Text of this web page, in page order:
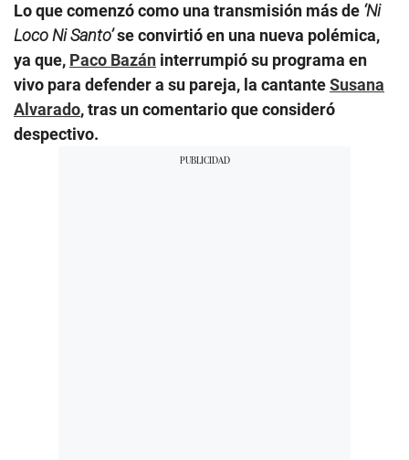
Lo que comenzó como una transmisión más de ‘Ni
Loco Ni Santo’se convirtió en una nueva polémica,
ya que, Paco Bazán interrumpió su programa en
vivo para defender a su pareja, la cantanteSusana
Alvarado, tras un comentario que consideró
despectivo.